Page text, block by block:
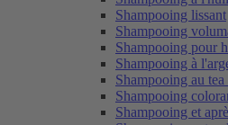
Shampooing lissant
Shampooing
Shampooing pour
Shampooing à
Shampooing au tea
Shampooing
Shampooing et